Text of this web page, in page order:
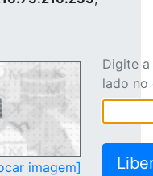
imagem]
Digite
lado no